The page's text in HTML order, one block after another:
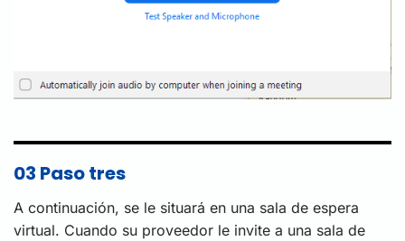
03 Paso tres
A continuación, se le situará en una sala de espera
virtual. Cuando su proveedor le invite a una sala de